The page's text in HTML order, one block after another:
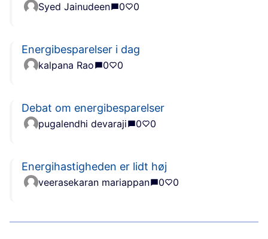
Syed Jainudeen 0 0
Energibesparelser i dag
kalpana Rao 0 0
Debat om energibesparelser
pugalendhi devaraji 0 0
Energihastigheden er lidt høj
veerasekaran mariappan 0 0